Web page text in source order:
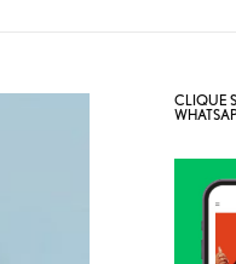
CLIQUE